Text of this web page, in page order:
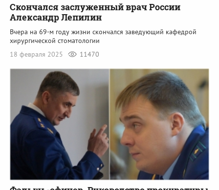
Скончался заслуженный врач России
Александр Лепилин
Вчера на 69-м году жизни скончался заведующий кафедрой
хирургической стоматологии
18 февраля 2025
11470